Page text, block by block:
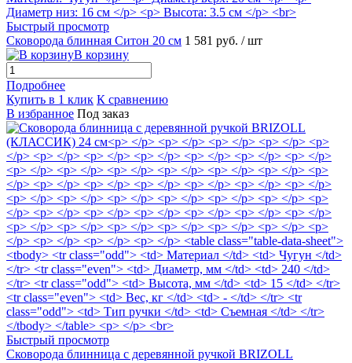
Быстрый просмотр
Сковорода блинная Ситон 20 см 1 581 руб. / шт
В корзину
Подробнее
Купить в 1 клик К сравнению
В избранное Под заказ
Быстрый просмотр
Сковорода блинница с деревянной ручкой BRIZOLL